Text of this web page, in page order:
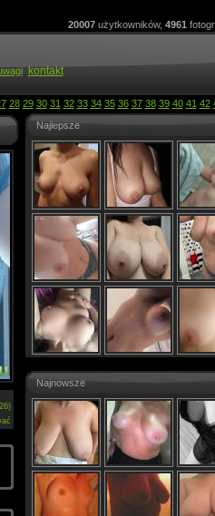
20007użytkowników, 4961
kontakt
28 29 30 31 32 33 34 35 36 37 38 39 40 41 42
Najlepsze
Najnowsze